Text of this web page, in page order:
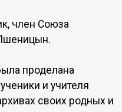
член Союза
проделана
и учителя
своих родных и